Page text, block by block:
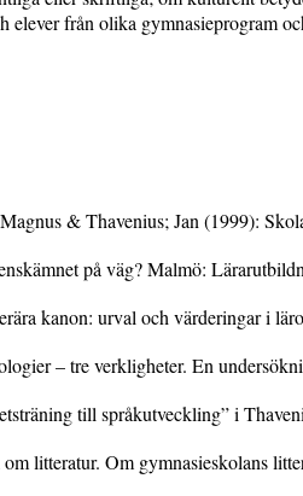
elever från olika gymnasieprogram
& Thavenius; Jan (1999):
på väg? Malmö:
kanon: urval och värderingar i
– tre verkligheter. En
till språkutveckling” i
litteratur. Om gymnasieskolans